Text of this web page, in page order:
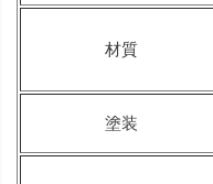
材質
塗装